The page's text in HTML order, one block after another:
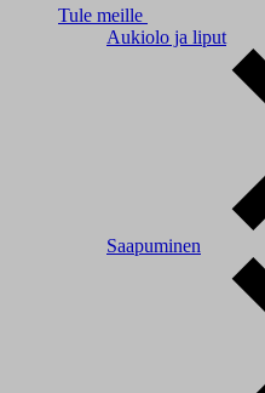
Tule meille
Aukiolo ja liput
Saapuminen